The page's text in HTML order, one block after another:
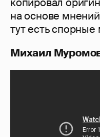
копировал
на основе
тут есть
Михаил